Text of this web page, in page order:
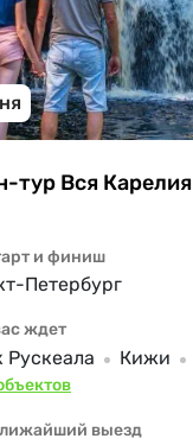
тур Вся Карелия
и финиш
Петербург
ждет
Рускеала Кижи
выезд